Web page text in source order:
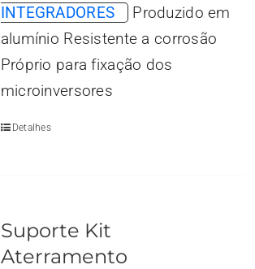
INTEGRADORES
Produzido em
alumínio Resistente a corrosão
Próprio para fixação dos
microinversores
Detalhes
Suporte Kit
Aterramento